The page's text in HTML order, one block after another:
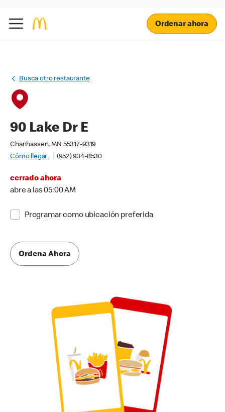
Ordenar ahora
Busca otro restaurante
90 Lake Dr E
Chanhassen, MN 55317-9319
Cómo llegar
(952) 934-8530
cerrado ahora
abre a las 05:00 AM
Programar como ubicación preferida
Ordena Ahora